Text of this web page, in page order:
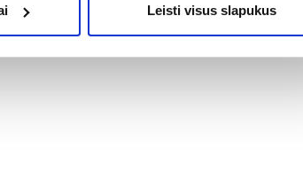
Leisti visus slapukus